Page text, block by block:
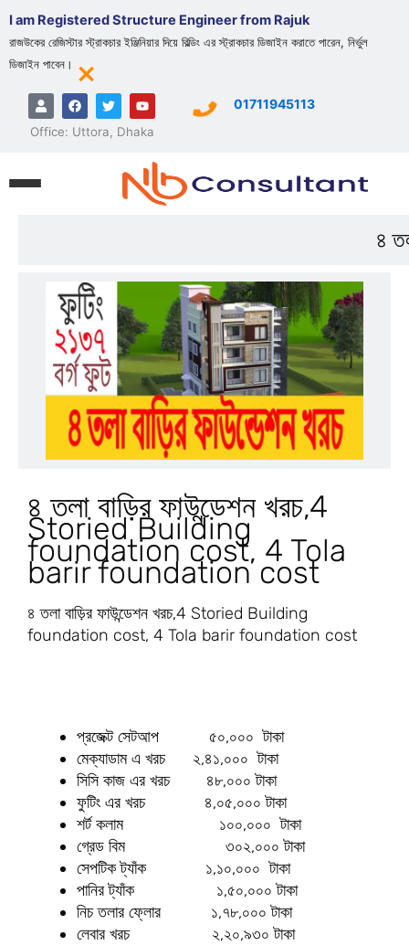
I am Registered Structure Engineer from Rajuk
রাজউকের রেজিস্টার স্ট্রাকচার ইঞ্জিনিয়ার দিয়ে বিল্ডিং এর স্ট্রাকচার ডিজাইন করাতে পারেন, নির্ভুল
ডিজাইন পাবেন। ×
U
s
e
r
F
a
c
e
T
w
i
t
Y
o
u
t
e
Office: Uttora, Dhaka
01711945113
৪
৪ তলা বাড়ির ফাউন্ডেশন খরচ,4
Storied Building
foundation cost, 4 Tola
barir foundation cost
৪ তলা বাড়ির ফাউন্ডেশন খরচ,4 Storied Building
foundation cost, 4 Tola barir foundation cost
প্রজেক্ট সেটআপ ৫০,০০০ টাকা
মেক্যাডাম এ খরচ ২,৪১,০০০ টাকা
সিসি কাজ এর খরচ ৪৮,০০০ টাকা
ফুটিং এর খরচ ৪,০৫,০০০ টাকা
শর্ট কলাম ১০০,০০০ টাকা
গ্রেড বিম ৩০২,০০০ টাকা
সেপটিক ট্যাঁক ১,১০,০০০ টাকা
পানির ট্যাঁক ১,৫০,০০০ টাকা
নিচ তলার ফ্লোর ১,৭৮,০০০ টাকা
লেবার খরচ ২,২০,৯৩০ টাকা